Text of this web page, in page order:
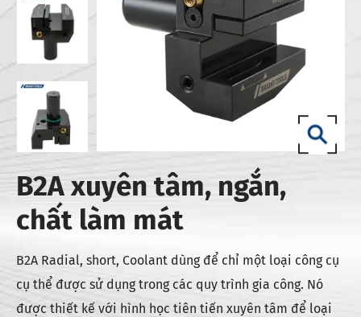
B2A xuyên tâm, ngắn,
chất làm mát
B2A Radial, short, Coolant dùng để chỉ một loại công cụ
cụ thể được sử dụng trong các quy trình gia công. Nó
được thiết kế với hình học tiên tiến xuyên tâm để loại